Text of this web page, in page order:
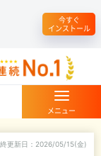
今すぐ
インストール
メニュー
更新日 2026/05/15(金)